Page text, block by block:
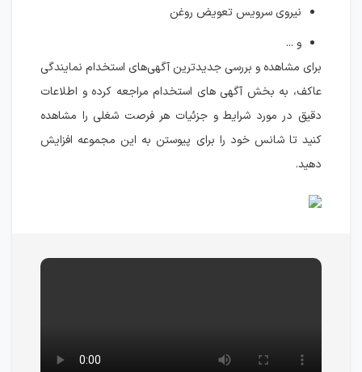
نیروی سرویس تعویض روغن
و ...
برای مشاهده و بررسی جدیدترین آگهی‌های استخدام نمایندگی
عاکف، به بخش آگهی های استخدام مراجعه کرده و اطلاعات
دقیق در مورد شرایط و جزئیات هر فرصت شغلی را مشاهده
کنید تا شانس خود را برای پیوستن به این مجموعه افزایش
دهید.